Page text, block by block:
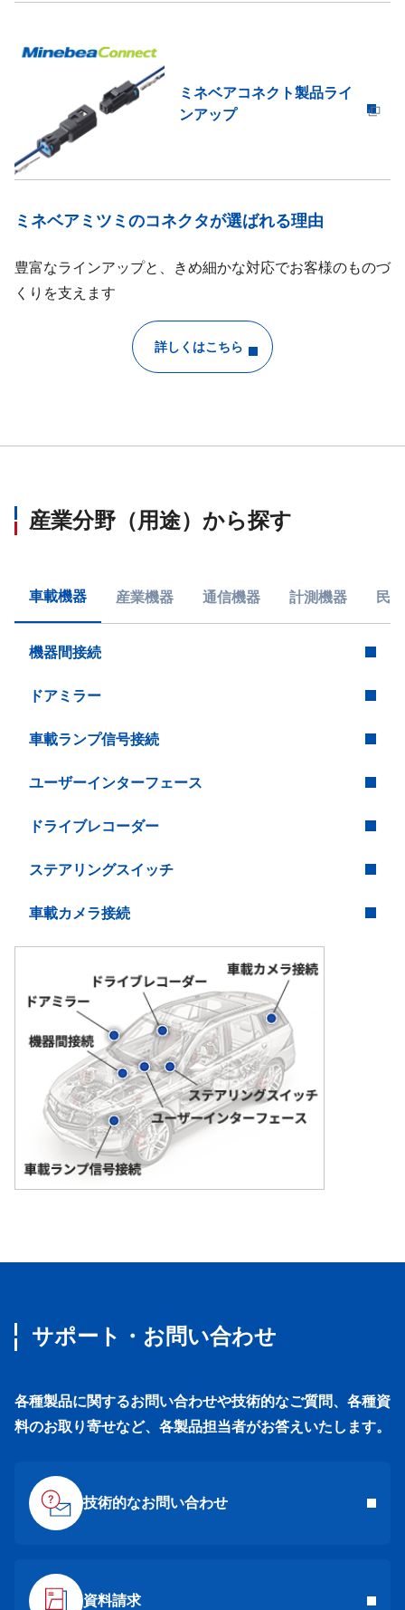
ミネベアコネクト製品ライ
ンアップ
ミネベアミツミのコネクタが選ばれる理由
豊富なラインアップと、きめ細かな対応でお客様のものづ
くりを支えます
詳しくはこちら
産業分野（用途）から探す
車載機器 産業機器 通信機器 計測機器 民
機器間接続
ドアミラー
車載ランプ信号接続
ユーザーインターフェース
ドライブレコーダー
ステアリングスイッチ
車載カメラ接続
サポート・お問い合わせ
各種製品に関するお問い合わせや技術的なご質問、各種資
料のお取り寄せなど、各製品担当者がお答えいたします。
技術的なお問い合わせ
資料請求